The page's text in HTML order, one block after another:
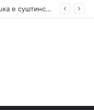
(ФОТО) Ахмети на средба со в.д. амбасадорката на САД: Американската поддршка е суштинска за зачувување на духот на Охридскиот договор